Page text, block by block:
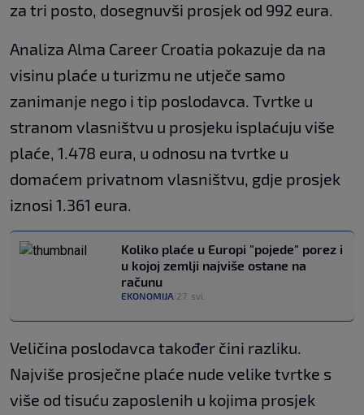
za tri posto, dosegnuvši prosjek od 992 eura.
Analiza Alma Career Croatia pokazuje da na
visinu plaće u turizmu ne utječe samo
zanimanje nego i tip poslodavca. Tvrtke u
stranom vlasništvu u prosjeku isplaćuju više
plaće, 1.478 eura, u odnosu na tvrtke u
domaćem privatnom vlasništvu, gdje prosjek
iznosi 1.361 eura.
Koliko plaće u Europi "pojede" porez i
u kojoj zemlji najviše ostane na
računu
EKONOMIJA 27. svi.
Veličina poslodavca također čini razliku.
Najviše prosječne plaće nude velike tvrtke s
više od tisuću zaposlenih u kojima prosjek